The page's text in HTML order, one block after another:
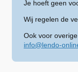
Je hoeft geen
Wij regelen de
Ook voor
info@lendo-